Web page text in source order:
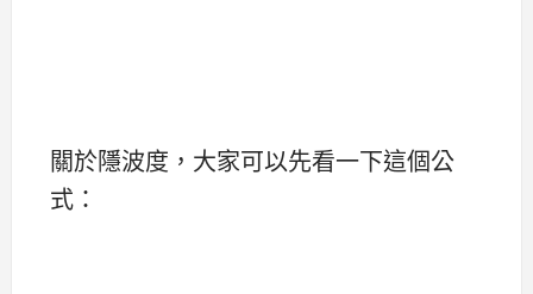
關於隱波度，大家可以先看一下這個公
式：